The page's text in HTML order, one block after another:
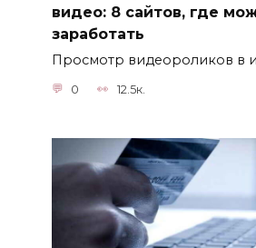
видео: 8 сайтов, где
заработать
Просмотр видеороликов в
0 12.5к.